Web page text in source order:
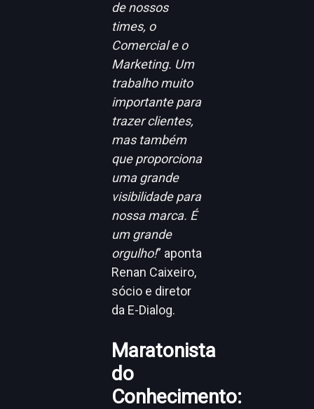
de nossos
times, o
Comercial e o
Marketing. Um
trabalho muito
importante para
trazer clientes,
mas também
que proporciona
uma grande
visibilidade para
nossa marca. É
um grande
orgulho!” aponta
Renan Caixeiro,
sócio e diretor
da E-Dialog.
Maratonista
do
Conhecimento: